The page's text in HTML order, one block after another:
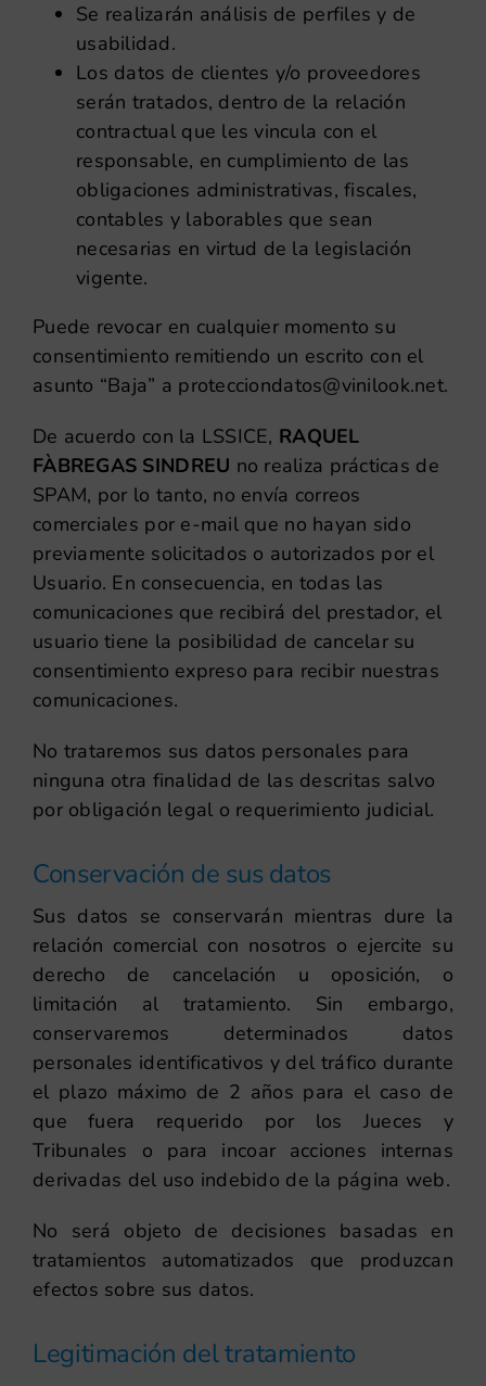
Se realizarán análisis de perfiles y de
usabilidad.
Los datos de clientes y/o proveedores
serán tratados, dentro de la relación
contractual que les vincula con el
responsable, en cumplimiento de las
obligaciones administrativas, fiscales,
contables y laborables que sean
necesarias en virtud de la legislación
vigente.
Puede revocar en cualquier momento su
consentimiento remitiendo un escrito con el
asunto “Baja” a protecciondatos@vinilook.net.
De acuerdo con la LSSICE, RAQUEL
FÀBREGAS SINDREU no realiza prácticas de
SPAM, por lo tanto, no envía correos
comerciales por e-mail que no hayan sido
previamente solicitados o autorizados por el
Usuario. En consecuencia, en todas las
comunicaciones que recibirá del prestador, el
usuario tiene la posibilidad de cancelar su
consentimiento expreso para recibir nuestras
comunicaciones.
No trataremos sus datos personales para
ninguna otra finalidad de las descritas salvo
por obligación legal o requerimiento judicial.
Conservación de sus datos
Sus datos se conservarán mientras dure la
relación comercial con nosotros o ejercite su
derecho de cancelación u oposición, o
limitación al tratamiento. Sin embargo,
conservaremos determinados datos
personales identificativos y del tráfico durante
el plazo máximo de 2 años para el caso de
que fuera requerido por los Jueces y
Tribunales o para incoar acciones internas
derivadas del uso indebido de la página web.
No será objeto de decisiones basadas en
tratamientos automatizados que produzcan
efectos sobre sus datos.
Legitimación del tratamiento